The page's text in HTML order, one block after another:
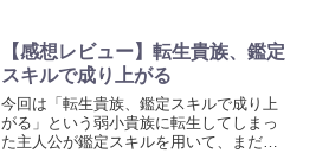
めのアニメを紹介していきます。
【感想レビュー】転生貴族、鑑定
スキルで成り上がる
今回は「転生貴族、鑑定スキルで成り上
がる」という弱小貴族に転生してしまっ
た主人公が鑑定スキルを用いて、まだ世